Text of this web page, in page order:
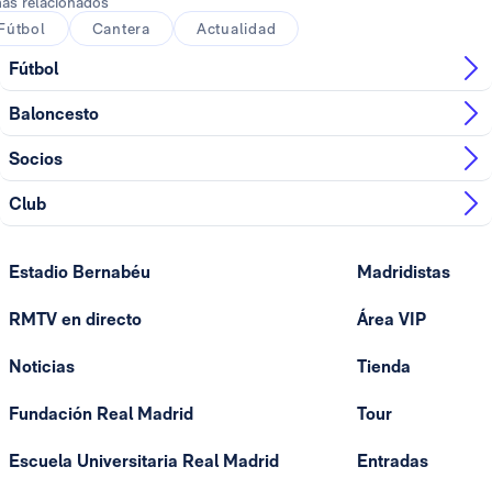
Cantera Actualidad
Fútbol
Baloncesto
Socios
Club
Estadio Bernabéu
RMTV en directo
Noticias
Fundación Real Madrid
Escuela Universitaria Real Madrid
Madridistas
Área VIP
Tienda
Tour
Entradas